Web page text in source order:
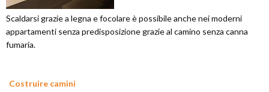
Scaldarsi grazie a legna e focolare è possibile anche nei moderni
appartamenti senza predisposizione grazie al camino senza canna
fumaria.
Costruire camini